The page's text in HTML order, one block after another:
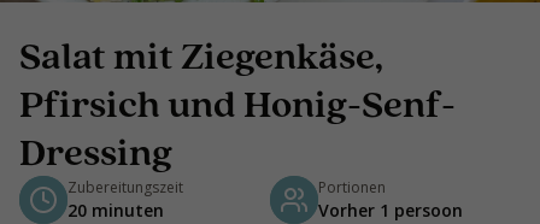
Salat mit Ziegenkäse,
Pfirsich und Honig-Senf-
Dressing
Zubereitungszeit
20 minuten
Portionen
Vorher 1 persoon